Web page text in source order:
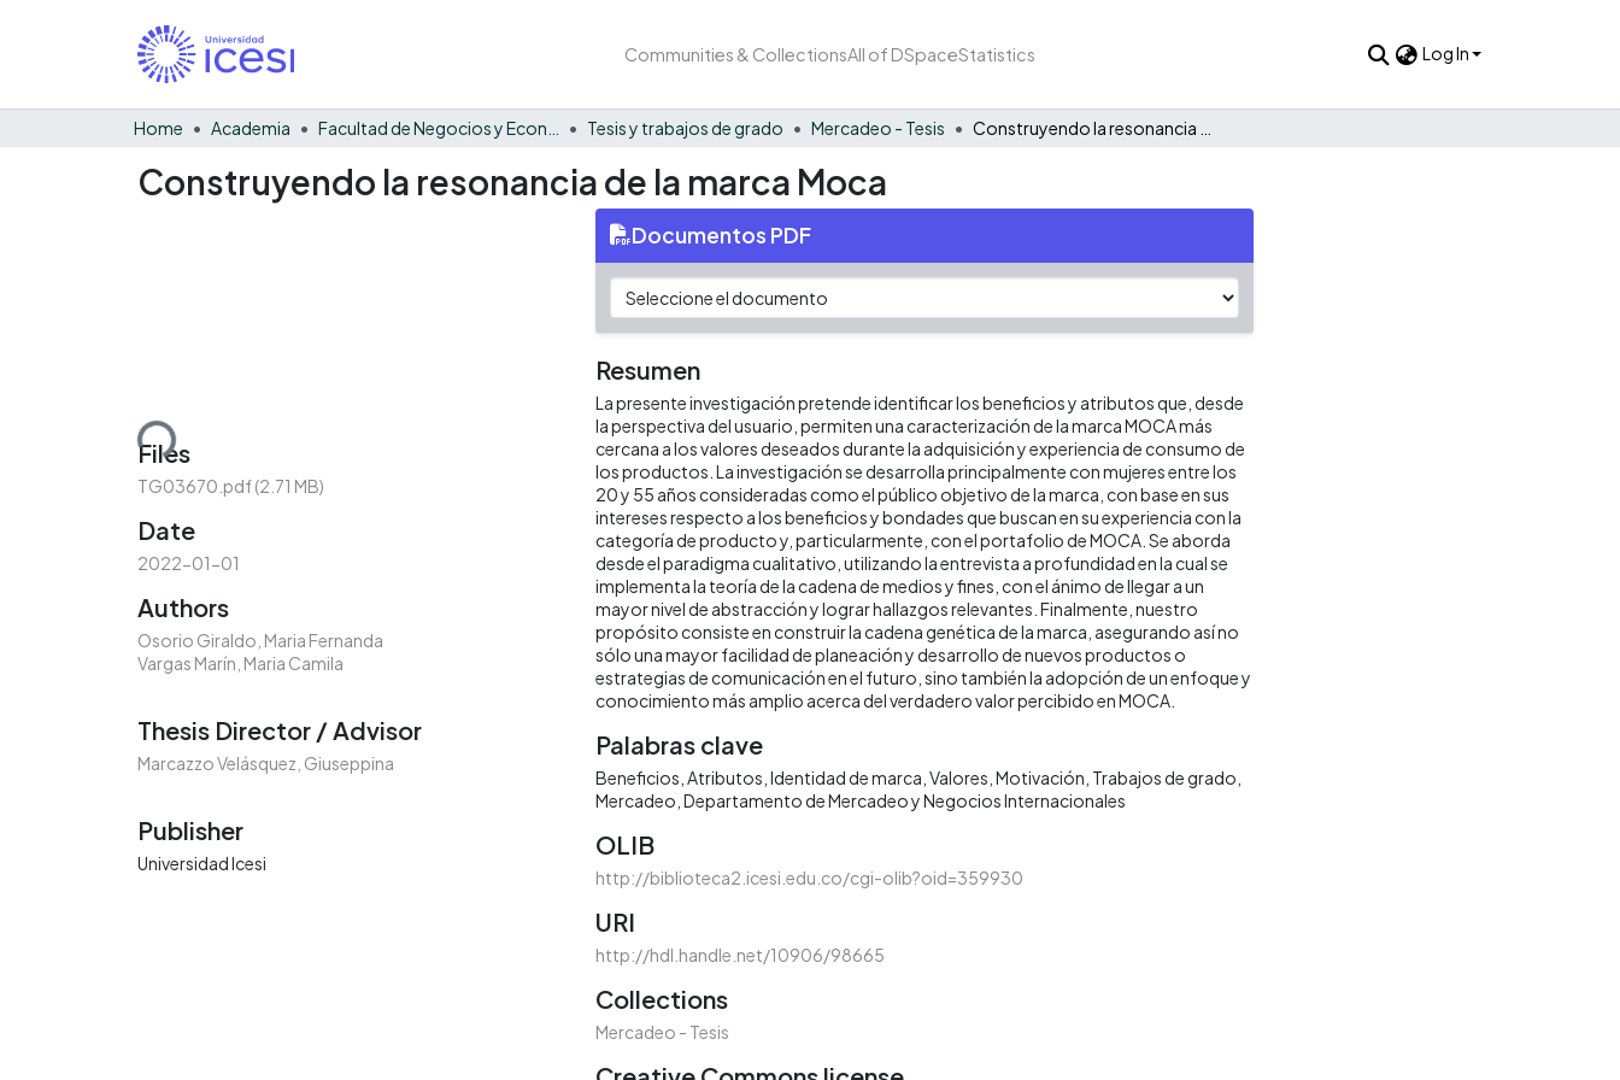
Communities & CollectionsAll of DSpaceStatistics Log In
Home Academia Tesis y trabajos de grado Mercadeo - Tesis
Construyendo la resonancia de la marca Moca
Loading...
Files
TG03670.pdf(2.71 MB)
Date
2022-01-01
Authors
Osorio Giraldo, Maria Fernanda
Vargas Marín, Maria Camila
Thesis Director / Advisor
Marcazzo Velásquez, Giuseppina
Publisher
Universidad Icesi
Documentos PDF
Resumen
La presente investigación pretende identificar los beneficios y atributos que, desde
la perspectiva del usuario, permiten una caracterización de la marca MOCA más
cercana a los valores deseados durante la adquisición y experiencia de consumo de
los productos. La investigación se desarrolla principalmente con mujeres entre los
20 y 55 años consideradas como el público objetivo de la marca, con base en sus
intereses respecto a los beneficios y bondades que buscan en su experiencia con la
categoría de producto y, particularmente, con el portafolio de MOCA. Se aborda
desde el paradigma cualitativo, utilizando la entrevista a profundidad en la cual se
implementa la teoría de la cadena de medios y fines, con el ánimo de llegar a un
mayor nivel de abstracción y lograr hallazgos relevantes. Finalmente, nuestro
propósito consiste en construir la cadena genética de la marca, asegurando así no
sólo una mayor facilidad de planeación y desarrollo de nuevos productos o
estrategias de comunicación en el futuro, sino también la adopción de un enfoque y
conocimiento más amplio acerca del verdadero valor percibido en MOCA.
Palabras clave
Beneficios Atributos Identidad de marca Valores Motivación Trabajos de grado
Mercadeo Departamento de Mercadeo y Negocios Internacionales
OLIB
http://biblioteca2.icesi.edu.co/cgi-olib?oid=359930
URI
http://hdl.handle.net/10906/98665
Collections
Mercadeo - Tesis